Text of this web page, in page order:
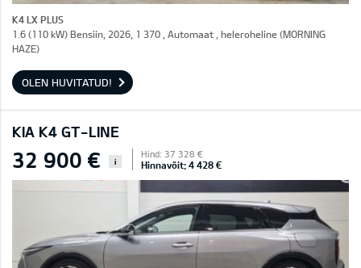
K4 LX PLUS
1.6 (110 kW) Bensiin, 2026, 1 370 , Automaat , heleroheline (MORNING
HAZE)
OLEN HUVITATUD!
KIA K4 GT-LINE
32 900 € i
Hind: 37 328 €
Hinnavõit: 4 428 €